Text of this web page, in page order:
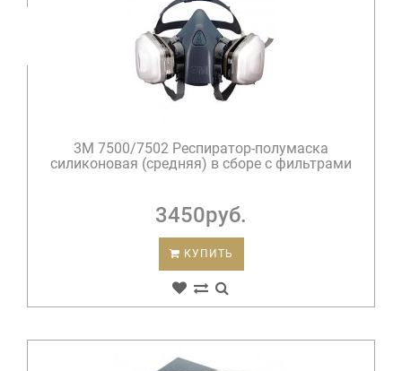
3М 7500/7502 Респиратор-полумаска
силиконовая (средняя) в сборе с фильтрами
3450руб.
КУПИТЬ